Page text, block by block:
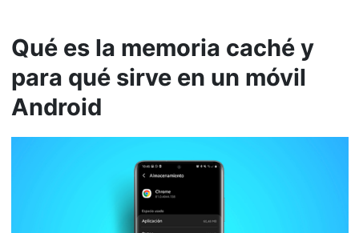
Qué es la memoria caché y
para qué sirve en un móvil
Android